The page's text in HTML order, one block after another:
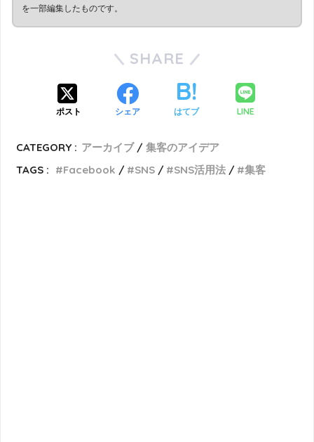
を一部編集したものです。
SHARE
ポスト シェア はてブ LINE
CATEGORY : アーカイブ
集客のアイデア
TAGS :
Facebook SNS SNS活用法 集客